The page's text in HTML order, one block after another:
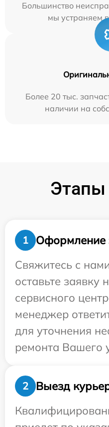
Большинство
мы устраняем
Более 20 тыс.
наличии на
Этапы
1
Оформление
Свяжитесь с
оставьте заявку
сервисного
менеджер
для уточнения
ремонта Вашего
2
Выезд